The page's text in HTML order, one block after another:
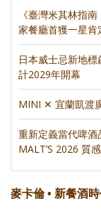
《臺灣米其林指
家餐廳首獲一星
日本威士忌新地
計2029年開幕
MINI ✕ 宜蘭凱渡
重新定義當代啤
MALT’S 2026 質
麥卡倫 • 新餐酒